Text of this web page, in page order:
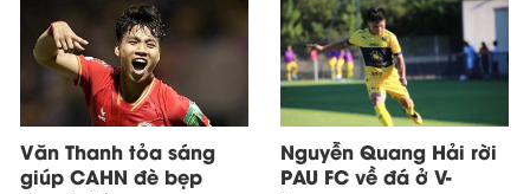
Văn Thanh tỏa sáng
giúp CAHN đè bẹp
Nguyễn Quang Hải rời
PAU FC về đá ở V-